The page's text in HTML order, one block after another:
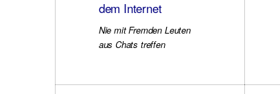
Nie mit Fremden Leuten
aus Chats treffen